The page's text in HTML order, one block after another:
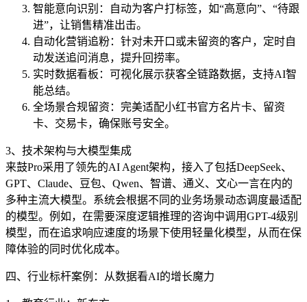
智能意向识别：自动为客户打标签，如“高意向”、“待跟
进”，让销售精准出击。
自动化营销追粉：针对未开口或未留资的客户，定时自
动发送追问消息，提升回捞率。
实时数据看板：可视化展示获客全链路数据，支持AI智
能总结。
全场景合规留资：完美适配小红书官方名片卡、留资
卡、交易卡，确保账号安全。
3、技术架构与大模型集成
来鼓Pro采用了领先的AI Agent架构，接入了包括DeepSeek、
GPT、Claude、豆包、Qwen、智谱、通义、文心一言在内的
多种主流大模型。系统会根据不同的业务场景动态调度最适配
的模型。例如，在需要深度逻辑推理的咨询中调用GPT-4级别
模型，而在追求响应速度的场景下使用轻量化模型，从而在保
障体验的同时优化成本。
四、行业标杆案例：从数据看AI的增长魔力